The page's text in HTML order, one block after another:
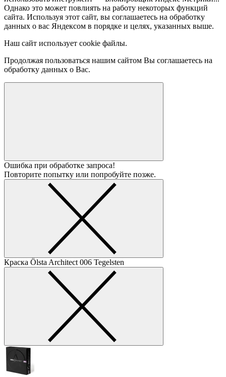
Однако это может повлиять на работу некоторых функций
сайта. Используя этот сайт, вы соглашаетесь на обработку
данных о вас Яндексом в порядке и целях, указанных выше.
Наш сайт использует cookie файлы.
Продолжая пользоваться нашим сайтом Вы соглашаетесь на
обработку данных о Вас.
Ошибка при обработке запроса!
Повторите попытку или попробуйте позже.
Краска Ölsta Architect 006 Tegelsten